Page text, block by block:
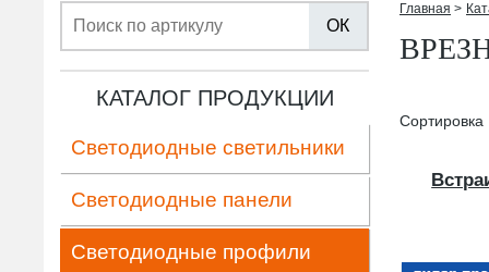
ОК
КАТАЛОГ ПРОДУКЦИИ
Светодиодные светильники
Светодиодные панели
Светодиодные профили
Главная >
Сортировка